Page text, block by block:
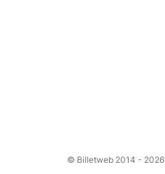
© Billetweb 2014 - 2026